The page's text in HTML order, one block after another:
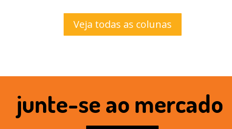
Veja todas as colunas
junte-se ao mercado